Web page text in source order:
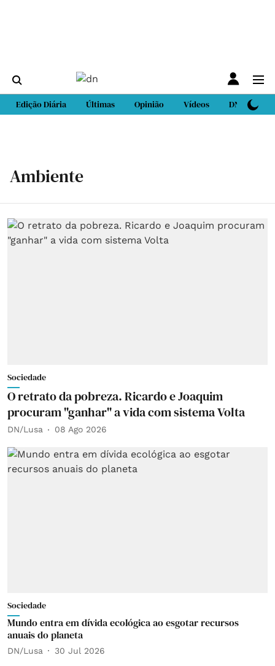
Edição Diária Últimas Opinião Vídeos DN Sport
Ambiente
Sociedade
O retrato da pobreza. Ricardo e Joaquim
procuram "ganhar" a vida com sistema Volta
DN/Lusa 08 Ago 2026
Sociedade
Mundo entra em dívida ecológica ao esgotar recursos
anuais do planeta
DN/Lusa 30 Jul 2026